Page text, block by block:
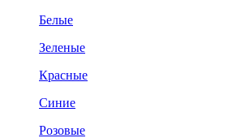
Белые
Зеленые
Красные
Синие
Розовые